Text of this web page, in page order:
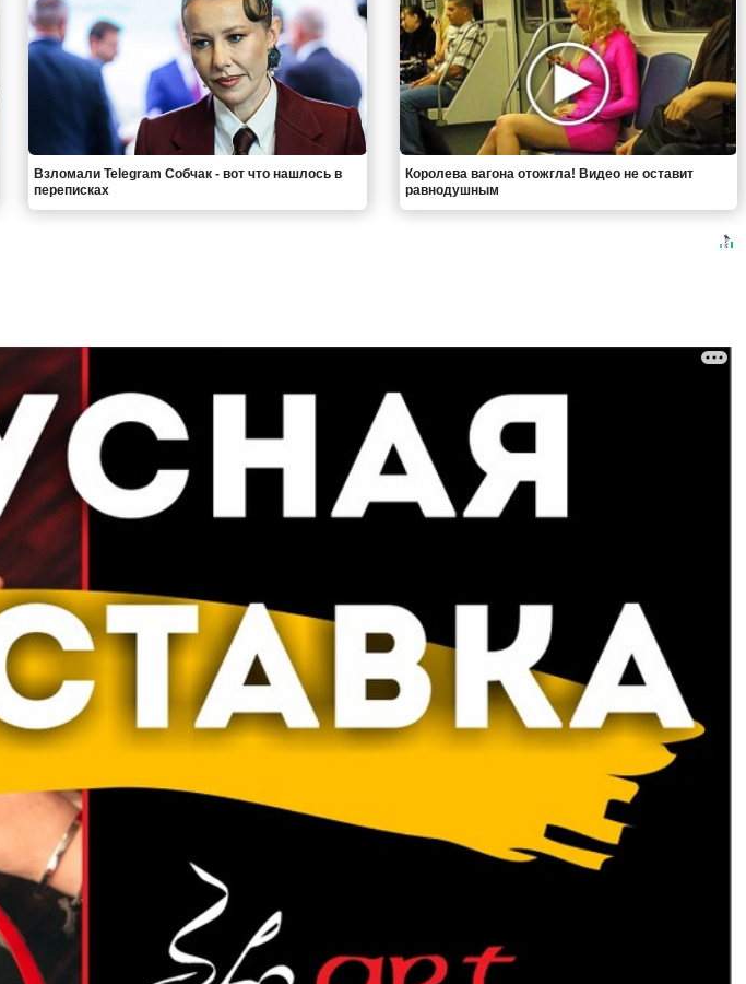
Взломали Telegram Собчак - вот что нашлось в
переписках
Королева вагона отожгла! Видео не оставит
равнодушным